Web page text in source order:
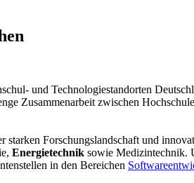
und Technologiestandorten
Zusammenarbeit zwischen
starken Forschungslandschaft und
Energietechnik sowie Medizintechnik.
in den Bereichen